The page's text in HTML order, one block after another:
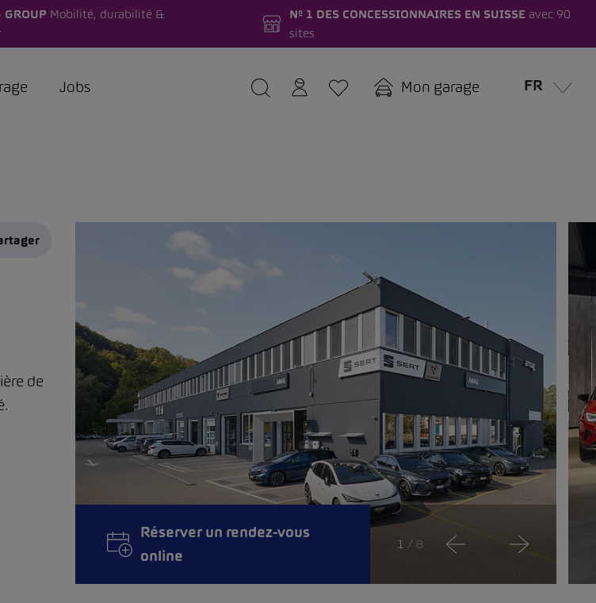
GROUP Mobilité, durabilité &
Nº 1 DES CONCESSIONNAIRES EN SUISSEavec 90
sites
Jobs Mon garage FR
de
Réserver un rendez-vous
online
1 / 8